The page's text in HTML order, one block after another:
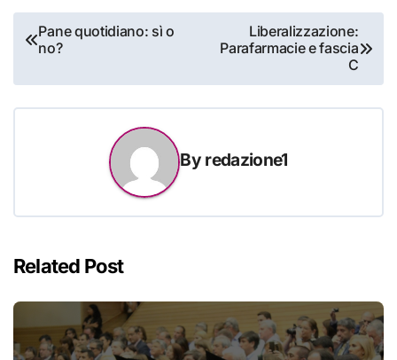
Navigazione
articoli
Pane quotidiano: sì o
no?
Liberalizzazione:
Parafarmacie e fascia
C
By redazione1
Related Post